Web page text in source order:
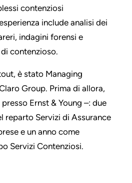
contenziosi
include analisi dei
indagini forensi e
contenzioso.
è stato Managing
Group. Prima di allora,
Ernst & Young –: due
reparto Servizi di Assurance
e un anno come
Servizi Contenziosi.